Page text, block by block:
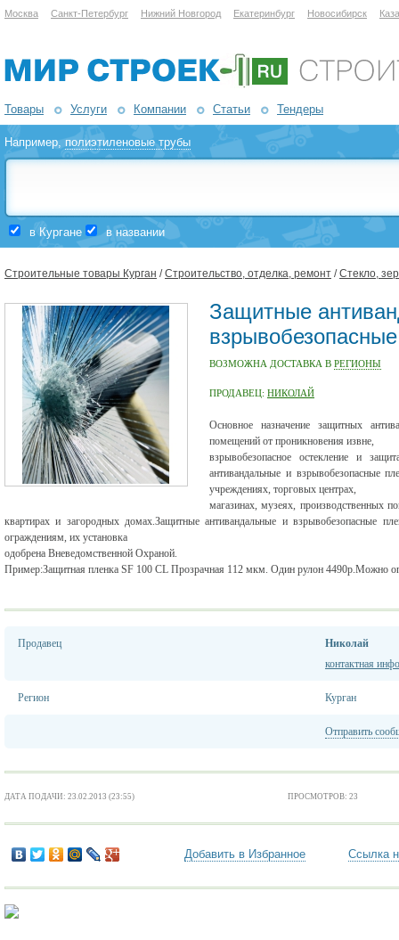
Москва Санкт-Петербург Нижний Новгород Екатеринбург Новосибирск
Товары Услуги Компании Статьи Тендеры
Например,полиэтиленовые трубы
в Кургане в названии
Строительные товары Курган /Строительство, отделка, ремонт /Стекло,
Защитные
ВОЗМОЖНА ДОСТАВКА В РЕГИОНЫ
ПРОДАВЕЦ: НИКОЛАЙ
Основное назначение защитных
помещений от проникновения извне,
взрывобезопасное остекление и
антивандальные и взрывобезопасные
учреждениях, торговых центрах,
магазинах, музеях, производственных
квартирах и загородных домах.Защитные антивандальные и взрывобезопасные
ограждениям, их установка
одобрена Вневедомственной Охраной.
Пример:Защитная пленка SF 100 CL Прозрачная 112 мкм. Один рулон 4490р.Можно
Продавец
Николай
контактная
Регион Курган
Отправить
ДАТА ПОДАЧИ: 23.02.2013 (23:55) ПРОСМОТРОВ: 23
Добавить в Избранное Ссылка